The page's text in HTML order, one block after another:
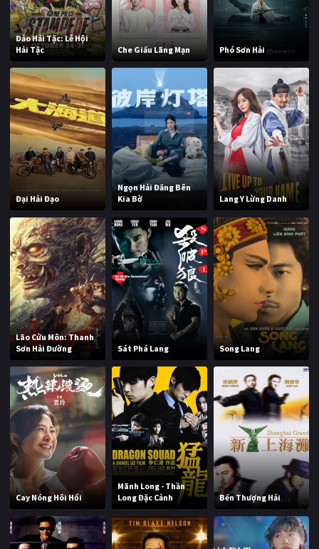
Đảo Hải Tặc: Lễ Hội
Hải Tặc
Che Giấu Lãng Mạn Phó Sơn Hải
Đại Hải Đạo
Ngọn Hải Đăng Bên
Kia Bờ
Lang Y Lừng Danh
Lão Cửu Môn: Thanh
Sơn Hải Đường
Sát Phá Lang Song Lang
Cay Nóng Hôi Hổi
Mãnh Long - Thần
Long Đặc Cảnh
Bến Thượng Hải